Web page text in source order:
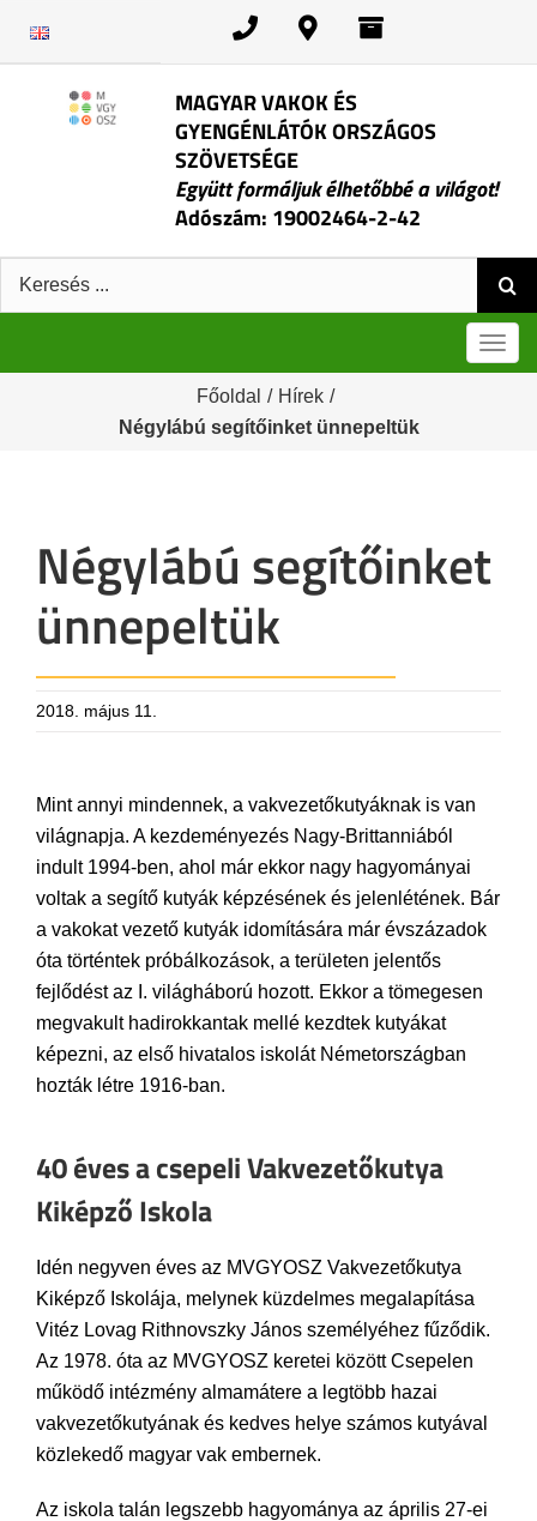
MAGYAR VAKOK ÉS
GYENGÉNLÁTÓK ORSZÁGOS
SZÖVETSÉGE
Együtt formáljuk élhetőbbé a világot!
Adószám: 19002464-2-42
Keresés:
Főoldal / Hírek /
Négylábú segítőinket ünnepeltük
Négylábú segítőinket
ünnepeltük
2018. május 11.
Mint annyi mindennek, a vakvezetőkutyáknak is van
világnapja. A kezdeményezés Nagy-Brittanniából
indult 1994-ben, ahol már ekkor nagy hagyományai
voltak a segítő kutyák képzésének és jelenlétének. Bár
a vakokat vezető kutyák idomítására már évszázadok
óta történtek próbálkozások, a területen jelentős
fejlődést az I. világháború hozott. Ekkor a tömegesen
megvakult hadirokkantak mellé kezdtek kutyákat
képezni, az első hivatalos iskolát Németországban
hozták létre 1916-ban.
40 éves a csepeli Vakvezetőkutya
Kiképző Iskola
Idén negyven éves az MVGYOSZ Vakvezetőkutya
Kiképző Iskolája, melynek küzdelmes megalapítása
Vitéz Lovag Rithnovszky János személyéhez fűződik.
Az 1978. óta az MVGYOSZ keretei között Csepelen
működő intézmény almamátere a legtöbb hazai
vakvezetőkutyának és kedves helye számos kutyával
közlekedő magyar vak embernek.
Az iskola talán legszebb hagyománya az április 27-ei